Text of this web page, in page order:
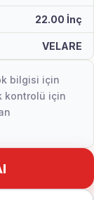
22.00 İnç
VELARE
bilgisi için
kontrolü için